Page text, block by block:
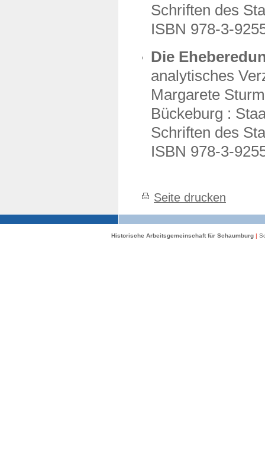
Schriften des
ISBN 978-3-
Die
analytisches
Margarete
Bückeburg :
Schriften des
ISBN 978-3-
Seite drucken
Historische Arbeitsgemeinschaft für Schaumburg |